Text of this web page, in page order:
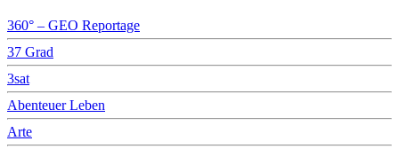
360° – GEO Reportage
37 Grad
3sat
Abenteuer Leben
Arte